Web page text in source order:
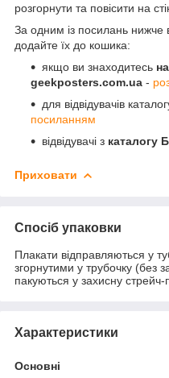
розгорнути та повісити на
За одним із посилань нижче
додайте їх до кошика:
якщо ви знаходитесь
geekposters.com.ua -
для відвідувачів
посиланням
відвідувачі з каталогу
Приховати
Спосіб упаковки
Плакати відправляються у
згорнутими у трубочку (без
пакуються у захисну стрейч-
Характеристики
Основні